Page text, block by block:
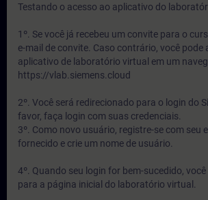
Testando o acesso ao aplicativo do
1º. Se você já recebeu um convite para o
e-mail de convite. Caso contrário, você pode
aplicativo de laboratório virtual em um
https://vlab.siemens.cloud
2º. Você será redirecionado para o login do
favor, faça login com suas credenciais.
3º. Como novo usuário, registre-se com seu
fornecido e crie um nome de usuário.
4º. Quando seu login for bem-sucedido,
para a página inicial do laboratório virtual.